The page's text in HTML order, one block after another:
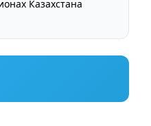
Казахстана